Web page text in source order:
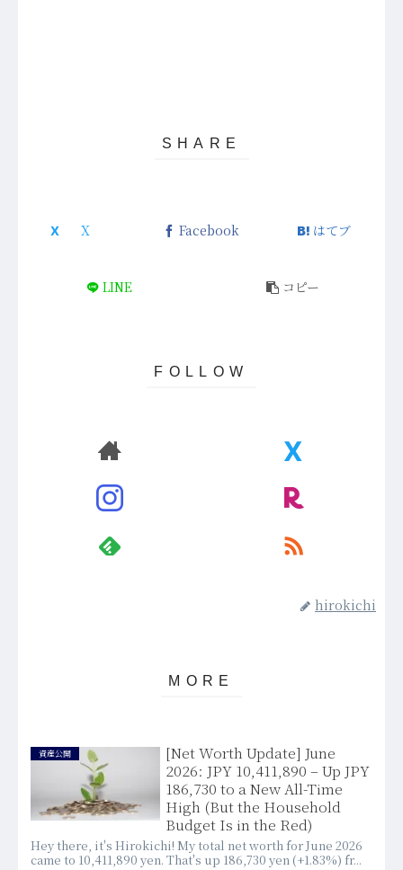
Facebook はてブ
LINE コピー
hirokichi
資産公開
[Net Worth Update] June
2026: JPY 10,411,890 – Up JPY
186,730 to a New All-Time
High (But the Household
Budget Is in the Red)
Hey there, it's Hirokichi! My total net worth for June 2026
came to 10,411,890 yen. That's up 186,730 yen (+1.83%) fr...